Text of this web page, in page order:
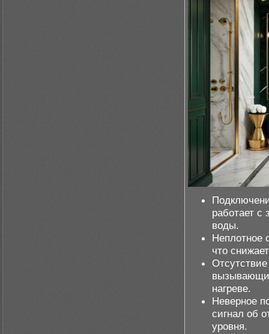
работает с
воды.
Неплотное
что
нагреве.
Неверное
сигнал об
уровня.